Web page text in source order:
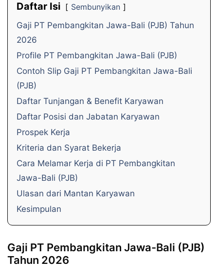
Daftar Isi
Sembunyikan
Gaji PT Pembangkitan Jawa-Bali (PJB) Tahun
2026
Profile PT Pembangkitan Jawa-Bali (PJB)
Contoh Slip Gaji PT Pembangkitan Jawa-Bali
(PJB)
Daftar Tunjangan & Benefit Karyawan
Daftar Posisi dan Jabatan Karyawan
Prospek Kerja
Kriteria dan Syarat Bekerja
Cara Melamar Kerja di PT Pembangkitan
Jawa-Bali (PJB)
Ulasan dari Mantan Karyawan
Kesimpulan
Gaji PT Pembangkitan Jawa-Bali (PJB)
Tahun 2026